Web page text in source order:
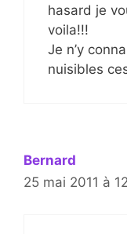
hasard je
voila!!!
Je n’y
nuisibles
Bernard
25 mai 2011 à